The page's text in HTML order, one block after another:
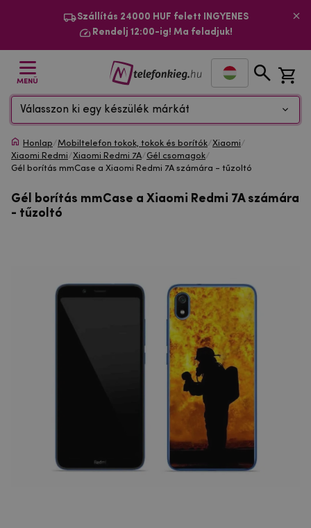
Szállítás 24000 HUF felett INGYENES
Rendelj 12:00-ig! Ma feladjuk!
MENÜ
Válasszon ki egy készülék márkát
Honlap/Mobiltelefon tokok, tokok és borítók/Xiaomi/
Xiaomi Redmi/Xiaomi Redmi 7A/Gél csomagok/
Gél borítás mmCase a Xiaomi Redmi 7A számára - tűzoltó
Gél borítás mmCase a Xiaomi Redmi 7A számára
- tűzoltó